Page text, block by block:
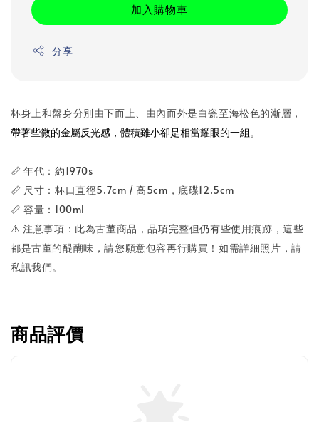
加入購物車
分享
杯身上和盤身分別由下而上、由內而外是白瓷至海松色的漸層，
帶著些微的金屬反光感，體積雖小卻是相當耀眼的一組。
📏 年代：約1970s
📏 尺寸：杯口直徑5.7cm / 高5cm，底碟12.5cm
📏 容量：100ml
⚠️ 注意事項：此為古董商品，品項完整但仍有些使用痕跡，這些
都是古董的醍醐味，請您願意包容再行購買！如需詳細照片，請
私訊我們。
商品評價